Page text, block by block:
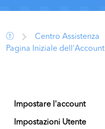
Centro Assistenza
Pagina Iniziale dell'Account
Impostare l'account
Impostazioni Utente